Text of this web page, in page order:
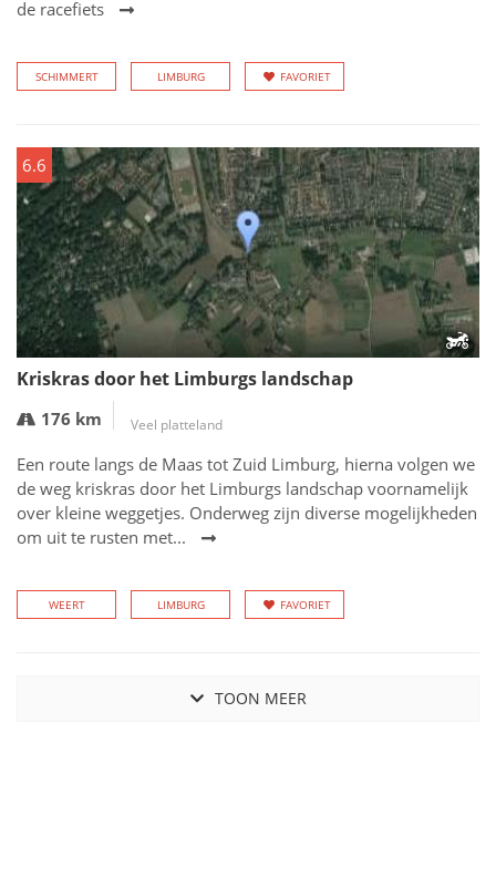
de racefiets
SCHIMMERT LIMBURG FAVORIET
6.6
Kriskras door het Limburgs landschap
176 km Veel platteland
Een route langs de Maas tot Zuid Limburg, hierna volgen we
de weg kriskras door het Limburgs landschap voornamelijk
over kleine weggetjes. Onderweg zijn diverse mogelijkheden
om uit te rusten met...
WEERT LIMBURG FAVORIET
TOON MEER